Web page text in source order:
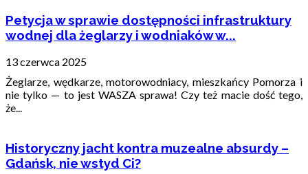
Petycja w sprawie dostępności infrastruktury
wodnej dla żeglarzy i wodniaków w...
13 czerwca 2025
Żeglarze, wędkarze, motorowodniacy, mieszkańcy Pomorza i
nie tylko — to jest WASZA sprawa! Czy też macie dość tego,
że...
Historyczny jacht kontra muzealne absurdy –
Gdańsk, nie wstyd Ci?